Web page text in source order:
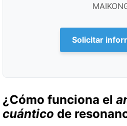
Solicitar
¿Cómo funciona el
cuántico de